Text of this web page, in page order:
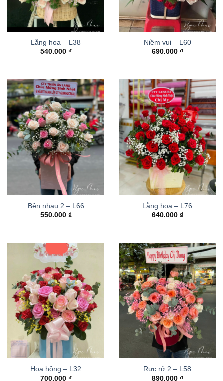
Lẵng hoa – L38
540.000 ₫
Niềm vui – L60
690.000 ₫
Bên nhau 2 – L66
550.000 ₫
Lẵng hoa – L76
640.000 ₫
Hoa hồng – L32
700.000 ₫
Rực rở 2 – L58
890.000 ₫